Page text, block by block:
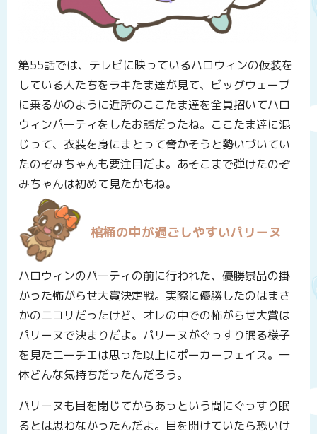
第55話では、テレビに映っているハロウィンの仮装を
している人たちをラキたま達が見て、ビッグウェーブ
に乗るかのように近所のここたま達を全員招いてハロ
ウィンパーティをしたお話だったね。ここたま達に混
じって、衣装を身にまとって脅かそうと勢いづいてい
たのぞみちゃんも要注目だよ。あそこまで弾けたのぞ
みちゃんは初めて見たかもね。
棺桶の中が過ごしやすいパリーヌ
ハロウィンのパーティの前に行われた、優勝景品の掛
かった怖がらせ大賞決定戦。実際に優勝したのはまさ
かのニコリだったけど、オレの中での怖がらせ大賞は
パリーヌで決まりだよ。パリーヌがぐっすり眠る様子
を見たニーチエは思った以上にポーカーフェイス。一
体どんな気持ちだったんだろう。
パリーヌも目を閉じてからあっという間にぐっすり眠
るとは思わなかったんだよ。目を開けていたら恐いけ